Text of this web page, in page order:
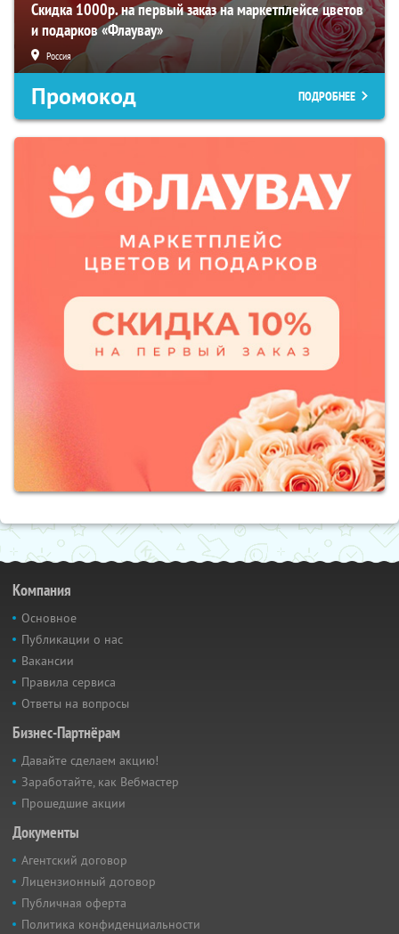
Скидка 1000р. на первый заказ на маркетплейсе цветов
и подарков «Флаувау»
Россия
Промокод ПОДРОБНЕЕ
Компания
Основное
Публикации о нас
Вакансии
Правила сервиса
Ответы на вопросы
Бизнес-Партнёрам
Давайте сделаем акцию!
Заработайте, как Вебмастер
Прошедшие акции
Документы
Агентский договор
Лицензионный договор
Публичная оферта
Политика конфиденциальности